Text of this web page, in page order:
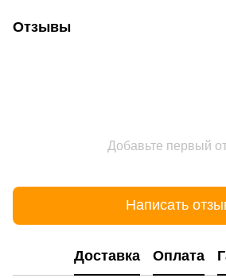
Отзывы
Добавьте первый
Написать
Доставка Оплата